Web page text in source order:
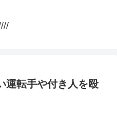
運転手や付き人を殴